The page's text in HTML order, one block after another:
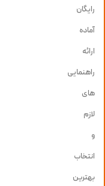
رایگان
آماده
ارائه
راهنمایی
های
لازم
و
انتخاب
بهترین